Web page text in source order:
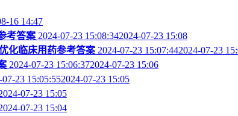
16 14:47
考答案 2024-07-23 15:08:342024-07-23 15:08
化临床用药参考答案 2024-07-23 15:07:442024-07-23
2024-07-23 15:06:372024-07-23 15:06
07-23 15:05:552024-07-23 15:05
07-23 15:05
07-23 15:04